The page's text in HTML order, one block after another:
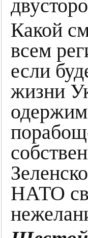
Какой
всем
если
жизни
НАТО